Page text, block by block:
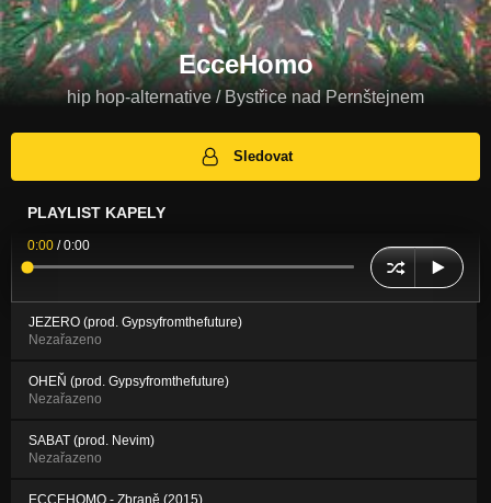
EcceHomo
hip hop-alternative / Bystřice nad Pernštejnem
Sledovat
PLAYLIST KAPELY
0:00 /0:00
JEZERO (prod. Gypsyfromthefuture)
Nezařazeno
OHEŇ (prod. Gypsyfromthefuture)
Nezařazeno
SABAT (prod. Nevim)
Nezařazeno
ECCEHOMO - Zbraně (2015)